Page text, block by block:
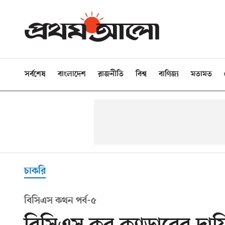
সর্বশেষ বাংলাদেশ রাজনীতি বিশ্ব বাণিজ্য মতামত
চাকরি
বিসিএস কথন পর্ব-৫